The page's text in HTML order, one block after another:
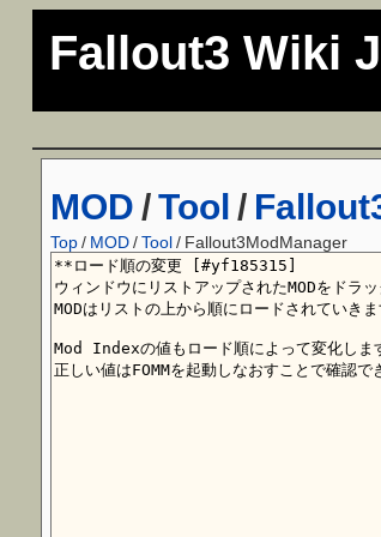
Fallout3 Wiki
MOD /Tool /
Top/ MOD/Tool / Fallout3ModManager